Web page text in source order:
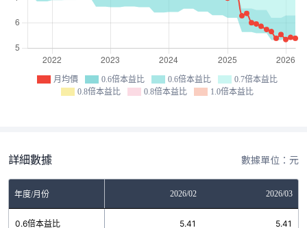
月均價 0.6倍本益比 0.6倍本益比
0.7倍本益比
0.8倍本益比
0.8倍本益比 1.0倍本益比
詳細數據 數據單位：元
年度/月份 2026/02 2026/03
0.6倍本益比 5.41 5.41